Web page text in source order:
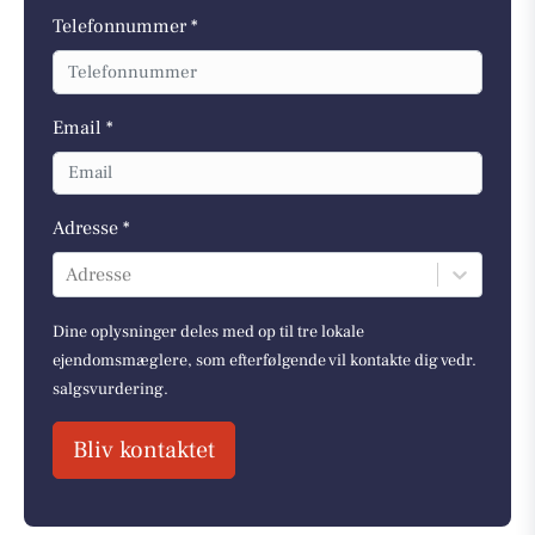
Telefonnummer *
Email *
Adresse *
Adresse
Dine oplysninger deles med op til tre lokale
ejendomsmæglere, som efterfølgende vil kontakte dig vedr.
salgsvurdering.
Bliv kontaktet